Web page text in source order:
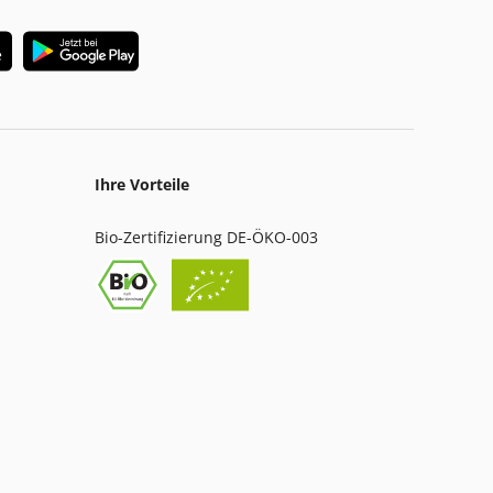
Ihre Vorteile
Bio-Zertifizierung DE-ÖKO-003